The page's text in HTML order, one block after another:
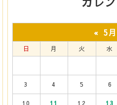
« 5月
日 月 火 水
3 4 5 6
10 11 12 13